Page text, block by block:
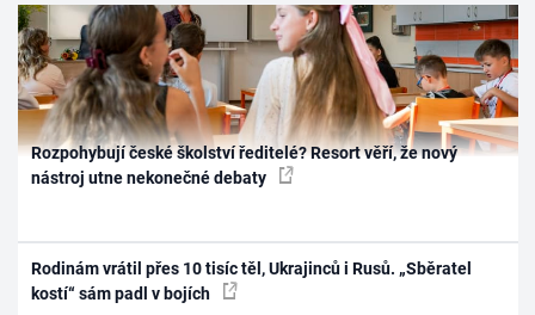
Rozpohybují české školství ředitelé? Resort věří, že nový
nástroj utne nekonečné debaty
Rodinám vrátil přes 10 tisíc těl, Ukrajinců i Rusů. „Sběratel
kostí“ sám padl v bojích